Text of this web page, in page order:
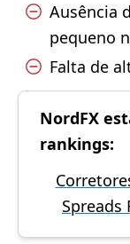
Ausência
pequeno
Falta de
NordFX
rankings:
Spreads